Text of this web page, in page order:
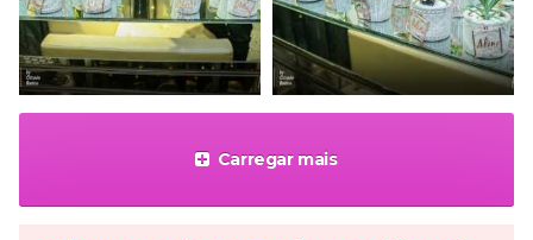
Carregar mais